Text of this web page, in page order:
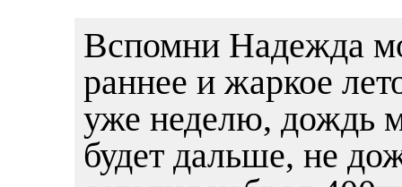
Вспомни Надежда
раннее и жаркое
уже неделю, дождь
будет дальше, не